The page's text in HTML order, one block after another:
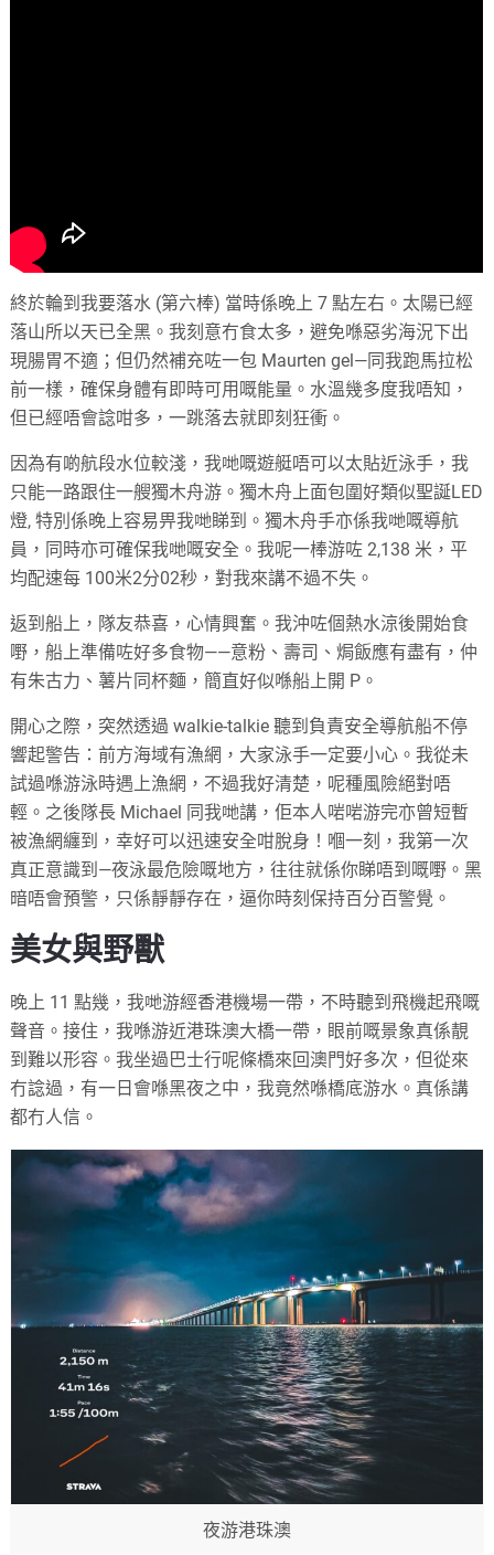
終於輪到我要落水 (第六棒) 當時係晚上 7 點左右。太陽已經
落山所以天已全黑。我刻意冇食太多，避免喺惡劣海況下出
現腸胃不適；但仍然補充咗一包 Maurten gel—同我跑馬拉松
前一樣，確保身體有即時可用嘅能量。水溫幾多度我唔知，
但已經唔會諗咁多，一跳落去就即刻狂衝。
因為有啲航段水位較淺，我哋嘅遊艇唔可以太貼近泳手，我
只能一路跟住一艘獨木舟游。獨木舟上面包圍好類似聖誕LED
燈, 特別係晚上容易畀我哋睇到。獨木舟手亦係我哋嘅導航
員，同時亦可確保我哋嘅安全。我呢一棒游咗 2,138 米，平
均配速每 100米2分02秒，對我來講不過不失。
返到船上，隊友恭喜，心情興奮。我沖咗個熱水涼後開始食
嘢，船上準備咗好多食物——意粉、壽司、焗飯應有盡有，仲
有朱古力、薯片同杯麵，簡直好似喺船上開 P。
開心之際，突然透過 walkie-talkie 聽到負責安全導航船不停
響起警告：前方海域有漁網，大家泳手一定要小心。我從未
試過喺游泳時遇上漁網，不過我好清楚，呢種風險絕對唔
輕。之後隊長 Michael 同我哋講，佢本人啱啱游完亦曾短暫
被漁網纏到，幸好可以迅速安全咁脫身！嗰一刻，我第一次
真正意識到—夜泳最危險嘅地方，往往就係你睇唔到嘅嘢。黑
暗唔會預警，只係靜靜存在，逼你時刻保持百分百警覺。
美女與野獸
晚上 11 點幾，我哋游經香港機場一帶，不時聽到飛機起飛嘅
聲音。接住，我喺游近港珠澳大橋一帶，眼前嘅景象真係靚
到難以形容。我坐過巴士行呢條橋來回澳門好多次，但從來
冇諗過，有一日會喺黑夜之中，我竟然喺橋底游水。真係講
都冇人信。
夜游港珠澳